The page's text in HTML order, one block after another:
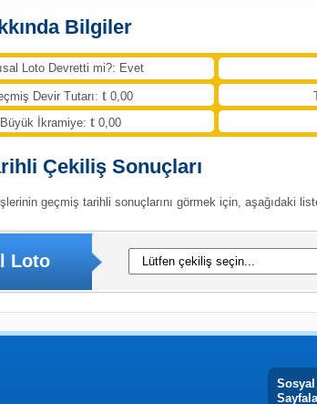
Bilgiler
Loto Devretti mi?: Evet
Devir Tutarı: 0,00
Büyük İkramiye:
0,00
Çekiliş Sonuçları
geçmiş tarihli sonuçlarını görmek için, aşağıdaki
Loto